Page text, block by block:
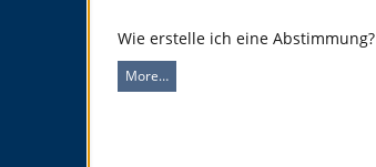
Wie erstelle ich eine Abstimmung?
More…